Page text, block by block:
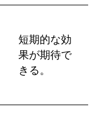
短期的な効
果が期待で
きる。